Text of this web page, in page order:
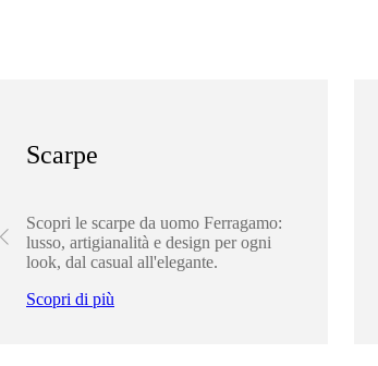
Scarpe
Scopri le scarpe da uomo Ferragamo:
lusso, artigianalità e design per ogni
look, dal casual all'elegante.
Scopri di più